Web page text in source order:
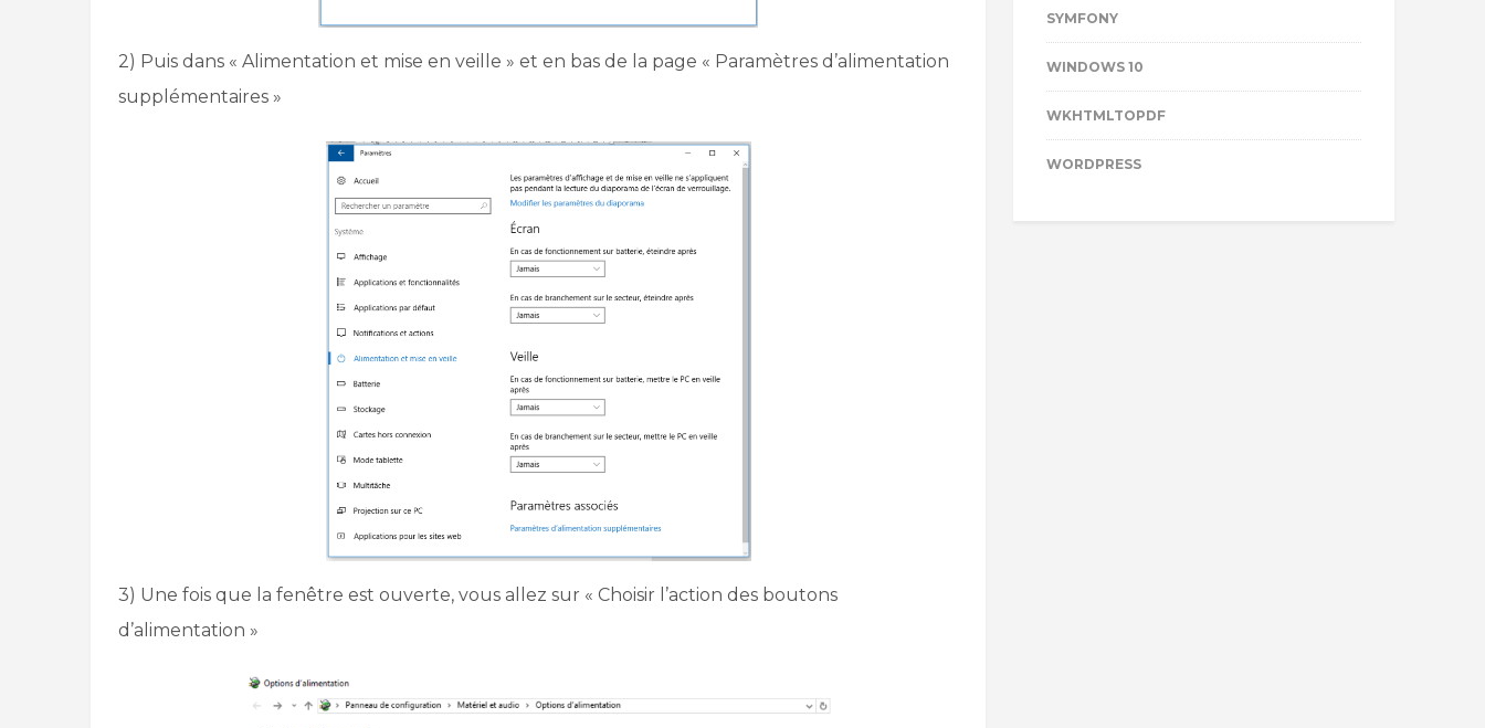
2) Puis dans « Alimentation et mise en veille » et en bas de la page « Paramètres d’alimentation
supplémentaires »
3) Une fois que la fenêtre est ouverte, vous allez sur « Choisir l’action des boutons
d’alimentation »
SYMFONY
WINDOWS 10
WKHTMLTOPDF
WORDPRESS